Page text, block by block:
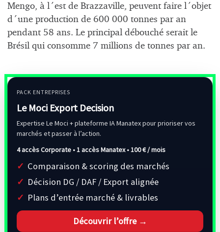
Mengo, à l´est de Brazzaville, peuvent faire l´objet
d´une production de 600 000 tonnes par an
pendant 58 ans. Le principal débouché serait le
Brésil qui consomme 7 millions de tonnes par an.
PACK ENTREPRISES
Le Moci Export Decision
Expertise Le Moci + plateforme IA Manatex pour prioriser vos
marchés et passer à l’action.
4 accès Corporate • 1 accès Manatex •100 € / mois
Comparaison & scoring des marchés
Décision DG / DAF / Export alignée
Plans d’entrée marché & livrables
Découvrir l’offre →